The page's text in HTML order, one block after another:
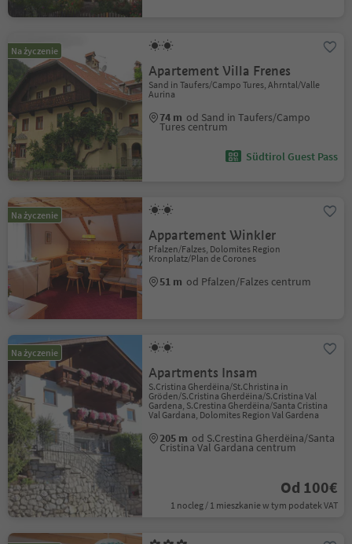
Na życzenie
Apartement Villa Frenes
Sand in Taufers/Campo Tures, Ahrntal/Valle
Aurina
74 m od Sand in Taufers/Campo
Tures centrum
Südtirol Guest Pass
Na życzenie
Appartement Winkler
Pfalzen/Falzes, Dolomites Region
Kronplatz/Plan de Corones
51 m od Pfalzen/Falzes centrum
Na życzenie
Apartments Insam
S.Cristina Gherdëina/St.Christina in
Gröden/S.Cristina Gherdëina/S.Cristina Val
Gardena, S.Crestina Gherdëina/Santa Cristina
Val Gardana, Dolomites Region Val Gardena
205 m od S.Crestina Gherdëina/Santa
Cristina Val Gardana centrum
Od 100€
1 nocleg / 1 mieszkanie w tym podatek VAT